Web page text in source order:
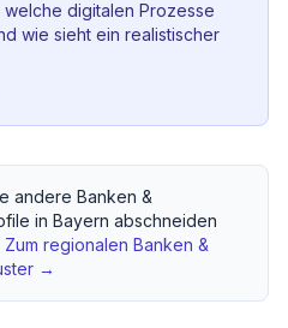
digitalen Prozesse
wie sieht ein realistischer
andere Banken &
in Bayern abschneiden
Zum regionalen Banken &
→